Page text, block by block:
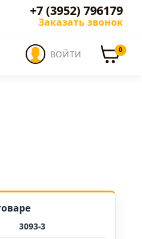
+7 (3952) 796179
Заказать звонок
ВОЙТИ 0
3093-3